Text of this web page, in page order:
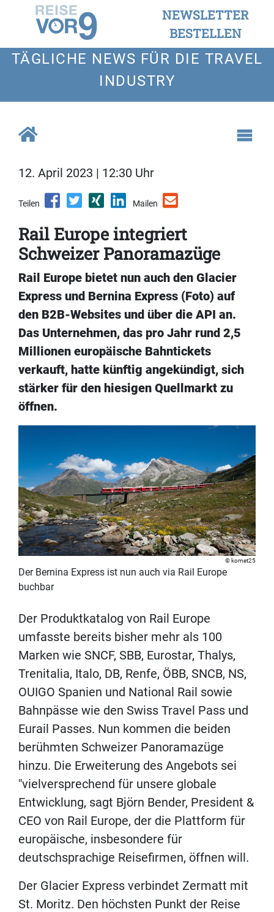
NEWSLETTER
BESTELLEN
TÄGLICHE NEWS FÜR DIE TRAVEL
INDUSTRY
12. April 2023 | 12:30 Uhr
Teilen Mailen
Rail Europe integriert
Schweizer Panoramazüge
Rail Europe bietet nun auch den Glacier
Express und Bernina Express (Foto) auf
den B2B-Websites und über die API an.
Das Unternehmen, das pro Jahr rund 2,5
Millionen europäische Bahntickets
verkauft, hatte künftig angekündigt, sich
stärker für den hiesigen Quellmarkt zu
öffnen.
komet25
Der Bernina Express ist nun auch via Rail Europe
buchbar
Der Produktkatalog von Rail Europe
umfasste bereits bisher mehr als 100
Marken wie SNCF, SBB, Eurostar, Thalys,
Trenitalia, Italo, DB, Renfe, ÖBB, SNCB, NS,
OUIGO Spanien und National Rail sowie
Bahnpässe wie den Swiss Travel Pass und
Eurail Passes. Nun kommen die beiden
berühmten Schweizer Panoramazüge
hinzu. Die Erweiterung des Angebots sei
"vielversprechend für unsere globale
Entwicklung, sagt Björn Bender, President &
CEO von Rail Europe, der die Plattform für
europäische, insbesondere für
deutschsprachige Reisefirmen, öffnen will.
Der Glacier Express verbindet Zermatt mit
St. Moritz. Den höchsten Punkt der Reise